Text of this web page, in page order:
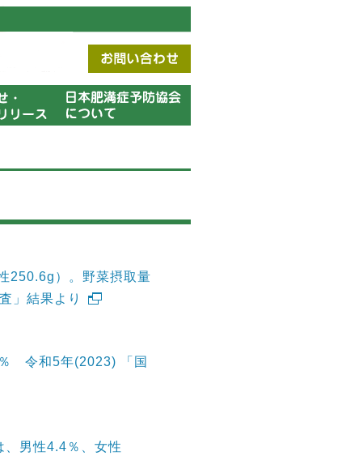
250.6g）。野菜摂取量
」結果より
令和5年(2023) 「国
男性4.4％、女性